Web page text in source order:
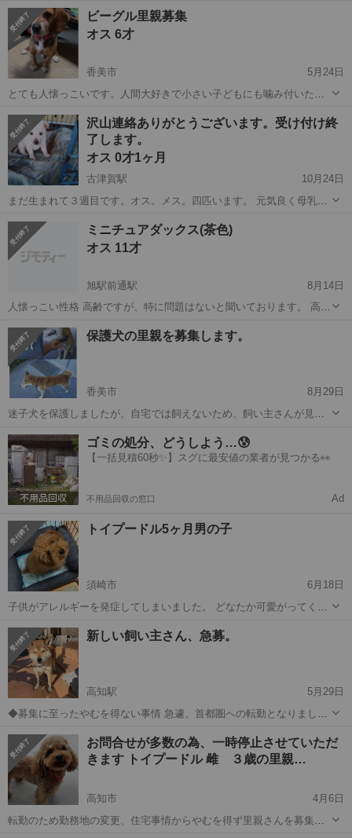
てきます 人を噛んだりしません 家のチャイムが鳴った時は吠えます...
高知 南国市 その他 マルプー
ビーグル里親募集
オス 6才
香美市
5月24日
とても人懐っこいです。人間大好きで小さい子どもにも噛み付いたり
虐待を受けていたのか手に怯えたりしますが、元気いっぱいでとても
いい子です。 警察署には届出済みで、...
高知 香美市 その他 ビーグル
沢山連絡ありがとうございます。受け付け終
了します。
オス 0才1ヶ月
古津賀駅
10月24日
まだ生まれて３週目です。オス。メス。四匹います。 元気良く母乳を
す。
高知 古津賀駅 その他
ミニチュアダックス(茶色)
オス 11才
旭駅前通駅
8月14日
人懐っこい性格 高齢ですが、特に問題はないと聞いております。 高齢
理で里親様を探しております。 前の飼い主が高齢のため、携帯で写真
とかが撮れず、画像をupで...
高知 高知市 旭駅前通駅 その他 性格
保護犬の里親を募集します。
香美市
8月29日
迷子犬を保護しましたが、自宅では飼えないため、飼い主さんが見つ
っていた犬を預かっています。 首輪をしていましたが、スナップが鎖
から抜けていて、逃走して...
高知 香美市
ゴミの処分、どうしよう…😰
【一括見積60秒✨】スグに最安値の業者が見つかる👀
不用品回収の窓口 Ad
トイプードル5ヶ月男の子
須崎市
6月18日
子供がアレルギーを発症してしまいました。 どなたか可愛がってくれ
す。 健康です。 ワクチン3回摂取済み（証明書あります） 去勢手術は
高知 須崎市 プードル 去勢手術
新しい飼い主さん、急募。
高知駅
5月29日
◆募集に至ったやむを得ない事情 急遽、首都圏への転勤となりまし
のメス。知らない人がエリアに入るとちょっと人見知りします。普段
は大人しいです。好き嫌いなく食べま...
高知 高知市 高知駅 柴犬 ワクチン
お問合せが多数の為、一時停止させていただ
きます トイプードル 雌 ３歳の里親…
高知市
4月6日
転勤のため勤務地の変更、住宅事情からやむを得ず里親さんを募集し